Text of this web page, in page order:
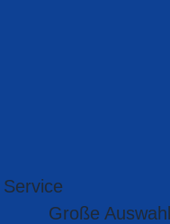
Service
Große